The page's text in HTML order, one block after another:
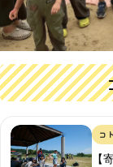
コ
【